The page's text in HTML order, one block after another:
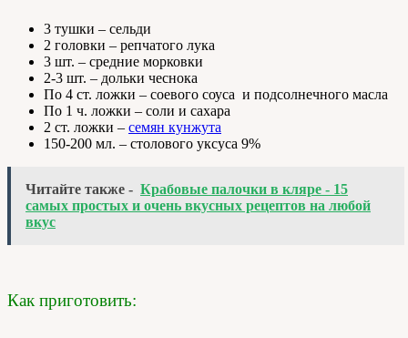
3 тушки – сельди
2 головки – репчатого лука
3 шт. – средние морковки
2-3 шт. – дольки чеснока
По 4 ст. ложки – соевого соуса и подсолнечного масла
По 1 ч. ложки – соли и сахара
2 ст. ложки – семян кунжута
150-200 мл. – столового уксуса 9%
Читайте также - Крабовые палочки в кляре - 15
самых простых и очень вкусных рецептов на любой
вкус
Как приготовить: